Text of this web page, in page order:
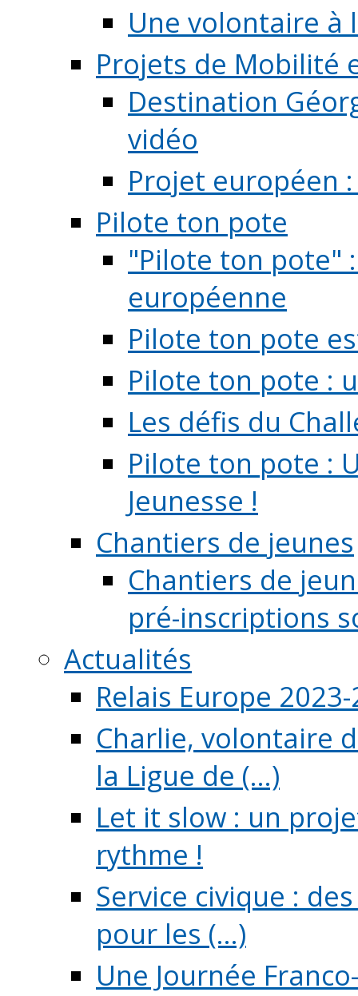
Une volontaire à
Projets de Mobilité
Destination
vidéo
Projet européen
Pilote ton pote
"Pilote ton pote"
européenne
Pilote ton pote
Pilote ton pote :
Les défis du
Pilote ton pote :
Jeunesse !
Chantiers de jeunes
Chantiers de
pré-inscriptions
Actualités
Relais Europe
Charlie, volontaire
la Ligue de (...)
Let it slow : un
rythme !
Service civique :
pour les (...)
Une Journée